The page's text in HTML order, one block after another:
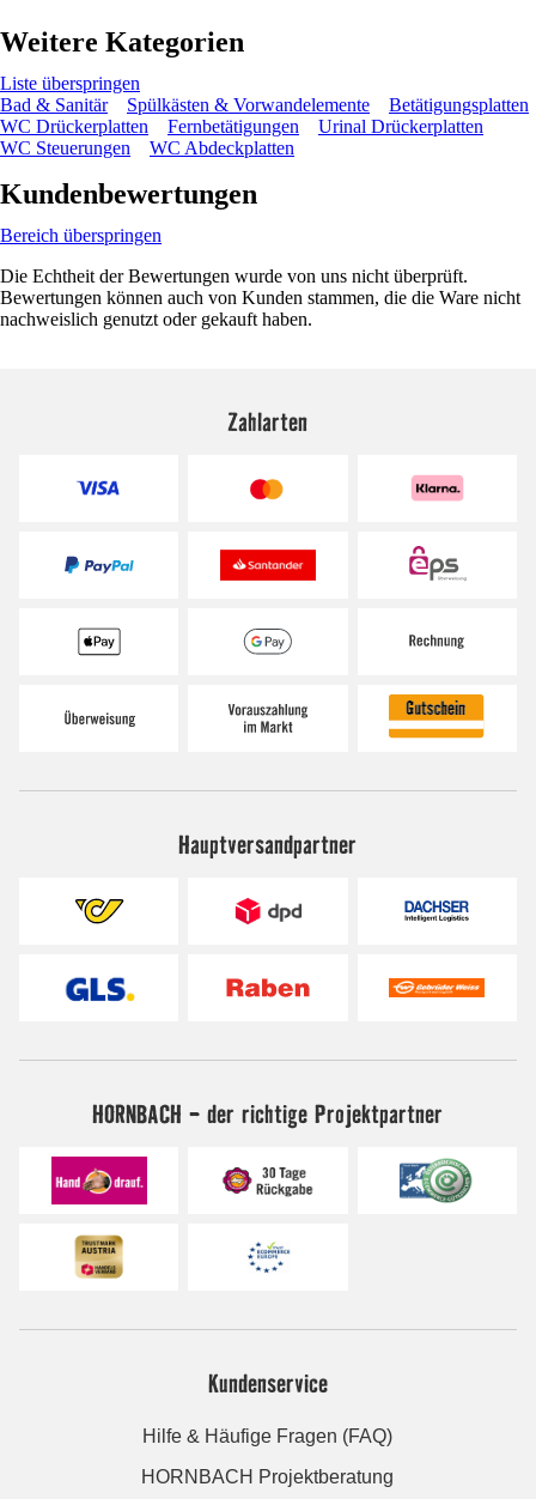
Weitere Kategorien
Liste überspringen
Bad & Sanitär
Spülkästen & Vorwandelemente
Betätigungsplatten
WC Drückerplatten
Fernbetätigungen
Urinal Drückerplatten
WC Steuerungen
WC Abdeckplatten
Kundenbewertungen
Bereich überspringen
Die Echtheit der Bewertungen wurde von uns nicht überprüft.
Bewertungen können auch von Kunden stammen, die die Ware nicht
nachweislich genutzt oder gekauft haben.
Zahlarten
Hauptversandpartner
HORNBACH - der richtige Projektpartner
Kundenservice
Hilfe & Häufige Fragen (FAQ)
HORNBACH Projektberatung